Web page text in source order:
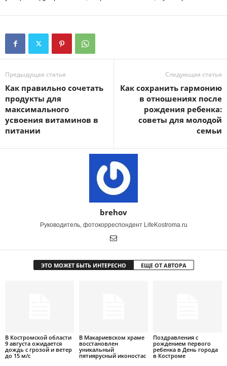
Предыдущая статья
Как правильно сочетать
продукты для
максимального
усвоения витаминов в
питании
Следующая статья
Как сохранить гармонию
в отношениях после
рождения ребенка:
советы для молодой
семьи
brehov
Руководитель, фотокорреспондент LifeKostroma.ru
ЭТО МОЖЕТ БЫТЬ ИНТЕРЕСНО ЕЩЕ ОТ АВТОРА
В Костромской области
9 августа ожидается
дождь с грозой и ветер
до 15 м/с
В Макариевском храме
восстановлен
уникальный
пятиярусный иконостас
Поздравления с
рождением первого
ребенка в День города
в Костроме